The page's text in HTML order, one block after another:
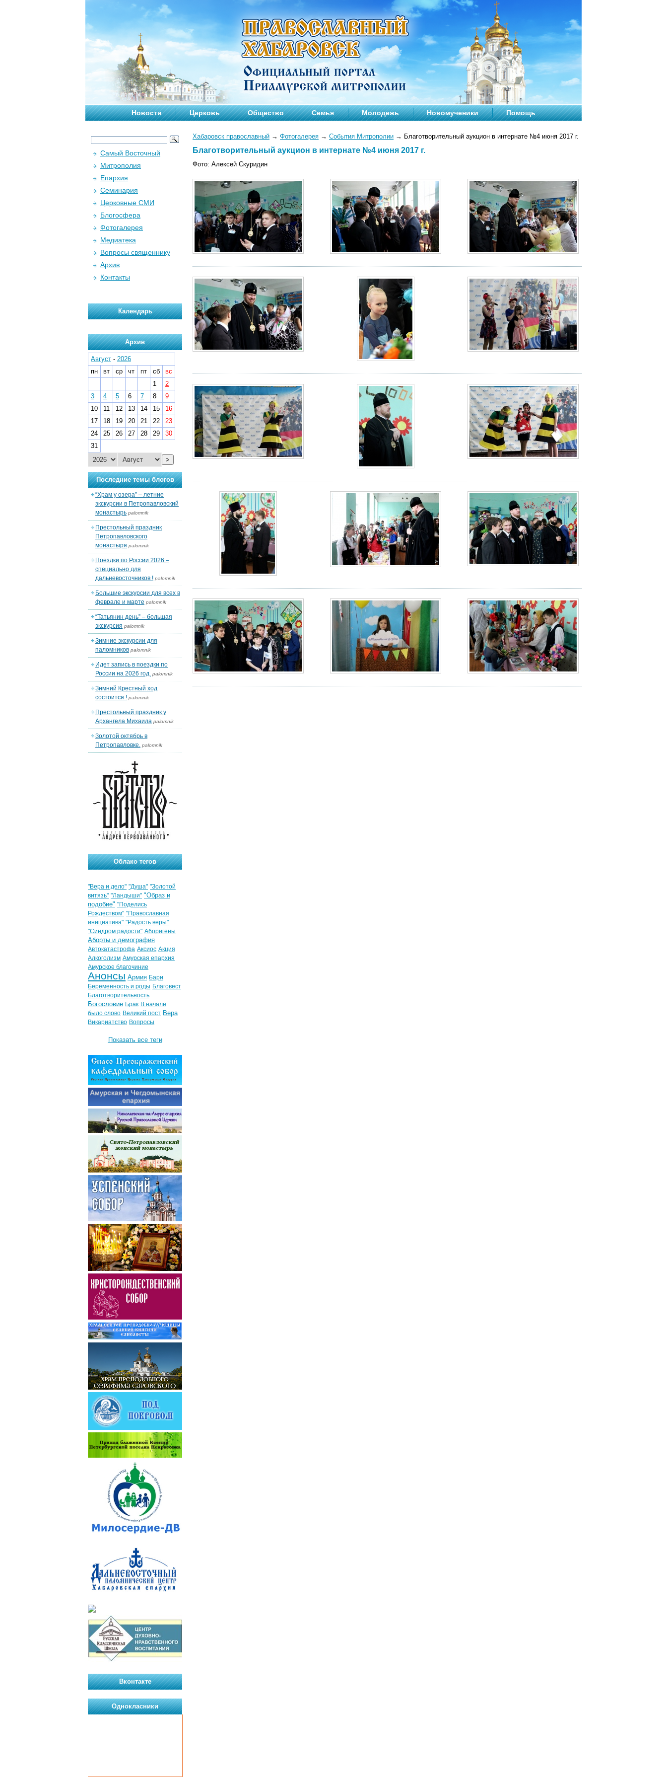
Новости Церковь Общество Семья Молодежь Новомученики Помощь
Хабаровск православный → Фотогалерея → События Митрополии → Благотворительный аукцион в интернате №4 июня 2017 г.
Благотворительный аукцион в интернате №4 июня 2017 г.
Фото: Алексей Скуридин
Самый Восточный
Митрополия
Епархия
Семинария
Церковные СМИ
Блогосфера
Фотогалерея
Медиатека
Вопросы священнику
Архив
Контакты
Календарь
Архив
Август - 2026
пн
вт ср чт пт сб
вс
1
2
3
4 5 6 7 8
9
10
11 12 13 14 15
16
17
18 19 20 21 22
23
24
25 26 27 28 29
30
31
>
Последние темы блогов
“Храм у озера” – летние
экскурсии в Петропавловский
монастырь palomnik
Престольный праздник
Петропавловского
монастыря palomnik
Поездки по России 2026 –
специально для
дальневосточников ! palomnik
Большие экскурсии для всех в
феврале и марте palomnik
“Татьянин день” – большая
экскурсия palomnik
Зимние экскурсии для
паломников palomnik
Идет запись в поездки по
России на 2026 год. palomnik
Зимний Крестный ход
состоится ! palomnik
Престольный праздник у
Архангела Михаила palomnik
Золотой октябрь в
Петропавловке. palomnik
Облако тегов
"Вера и дело" "Душа" "Золотой
витязь" "Ландыши" "Образ и
подобие" "Поделись
Рождеством" "Православная
инициатива" "Радость веры"
"Синдром радости" Аборигены
Аборты и демография
Автокатастрофа Аксиос Акция
Алкоголизм Амурская епархия
Амурское благочиние
Анонсы Армия Бари
Беременность и роды Благовест
Благотворительность
Богословие Брак В начале
было слово Великий пост Вера
Викариатство Вопросы
Показать все теги
Вконтакте
Однокласники